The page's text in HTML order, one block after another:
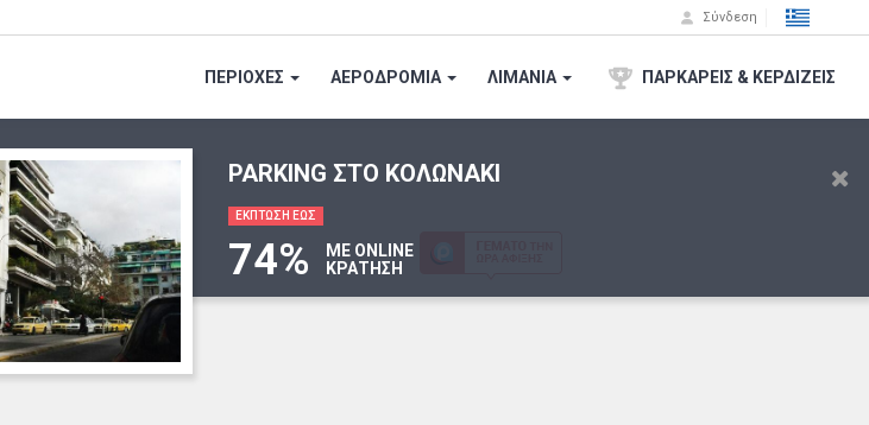
Σύνδεση
ΠΕΡΙΟΧΕΣ ΑΕΡΟΔΡΟΜΙA ΛΙΜΑΝΙΑ ΠΑΡΚΑΡΕΙΣ & ΚΕΡΔΙΖΕΙΣ
PARKING ΣΤΟ KOΛΩNAKI
ΕΚΠΤΩΣΗ ΕΩΣ
74%
ΜΕ ONLINE
ΚΡΑΤΗΣΗ